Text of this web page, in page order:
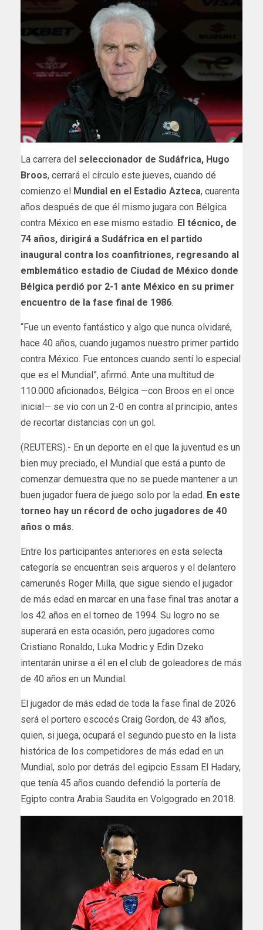
La carrera del seleccionador de Sudáfrica, Hugo
Broos, cerrará el círculo este jueves, cuando dé
comienzo el Mundial en ‌el Estadio Azteca, cuarenta
años después ‌de ⁠que él mismo jugara con Bélgica
contra México en ese mismo estadio. El técnico, de
74 años, dirigirá a Sudáfrica en el partido
inaugural contra los coanfitriones, regresando al ​
emblemático estadio de ⁠Ciudad de ⁠México donde
Bélgica perdió por 2-1 ante México en su primer
encuentro de la fase final de ​1986.
“Fue un evento fantástico y algo que nunca olvidaré,
hace 40 años, cuando jugamos nuestro ‌primer partido
contra México. Fue entonces cuando sentí lo especial
que ​es el Mundial”, afirmó. Ante una multitud ​de
110.000 aficionados, Bélgica —con Broos en el once
inicial— se vio con un 2-0 en contra al principio, antes
de recortar distancias con un gol.
(REUTERS).- En un deporte en el que la juventud es un
bien muy preciado, el Mundial que está a punto de
comenzar demuestra que no se puede ‌mantener ⁠a un
buen jugador fuera de juego solo por la edad. En este
torneo hay un récord de ocho jugadores de 40
años o más.
Entre los participantes anteriores en esta selecta
categoría se encuentran ​seis arqueros y el delantero
camerunés Roger Milla, que sigue siendo el jugador
de más edad ‌en marcar en una fase final tras anotar a
los ​42 años en el torneo de 1994. Su ​logro no se
superará en esta ocasión, pero jugadores como
Cristiano Ronaldo, Luka Modric y Edin Dzeko
intentarán unirse a él en el club de goleadores de más
de 40 años en un Mundial.
El jugador de más edad de toda la fase final de 2026
será el portero escocés Craig Gordon, de 43 años,
quien, si ​juega, ocupará el segundo puesto en la lista
histórica de los competidores de más edad en un
Mundial, solo por detrás del egipcio Essam El Hadary,
⁠que tenía 45 años cuando defendió la portería de
Egipto contra Arabia Saudita en Volgogrado en 2018.